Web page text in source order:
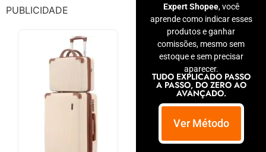
PUBLICIDADE
Expert Shopee, você
aprende como indicar esses
produtos e ganhar
comissões, mesmo sem
estoque e sem precisar
aparecer.
TUDO EXPLICADO PASSO
A PASSO, DO ZERO AO
AVANÇADO.
Ver Método